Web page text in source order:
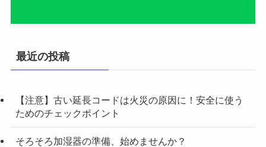
最近の投稿
【注意】古い延長コードは火災の原因に！安全に使う
ためのチェックポイント
そろそろ加湿器の準備、始めませんか？